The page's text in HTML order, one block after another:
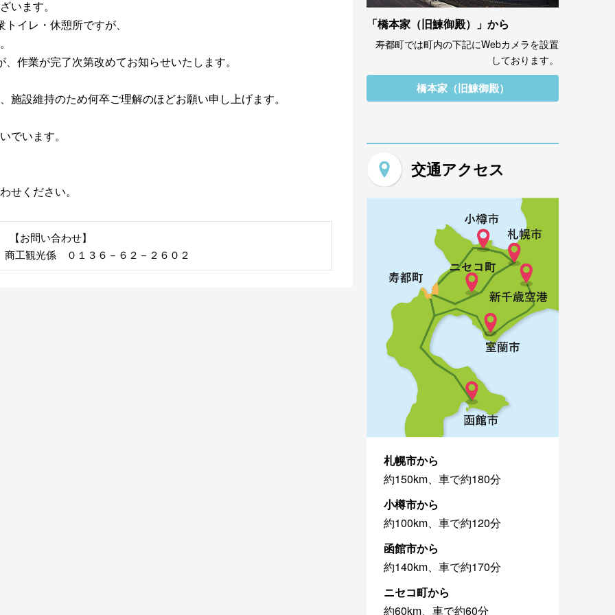
います。
イレ・休憩所ですが、
作業が完了次第改めてお知らせいたします。
設維持のため何卒ご理解のほどお願い申し上げます。
でいます。
せください。
【お問い合わせ】
工観光係 ０１３６－６２－２６０２
「橋本家（旧鰊御殿）」から
寿都町では町内の下記にWebカメラを設置
しております。
橋本家（旧鰊御殿）
交通アクセス
札幌市から
約150km、車で約180分
小樽市から
約100km、車で約120分
函館市から
約140km、車で約170分
ニセコ町から
約60km、車で約60分